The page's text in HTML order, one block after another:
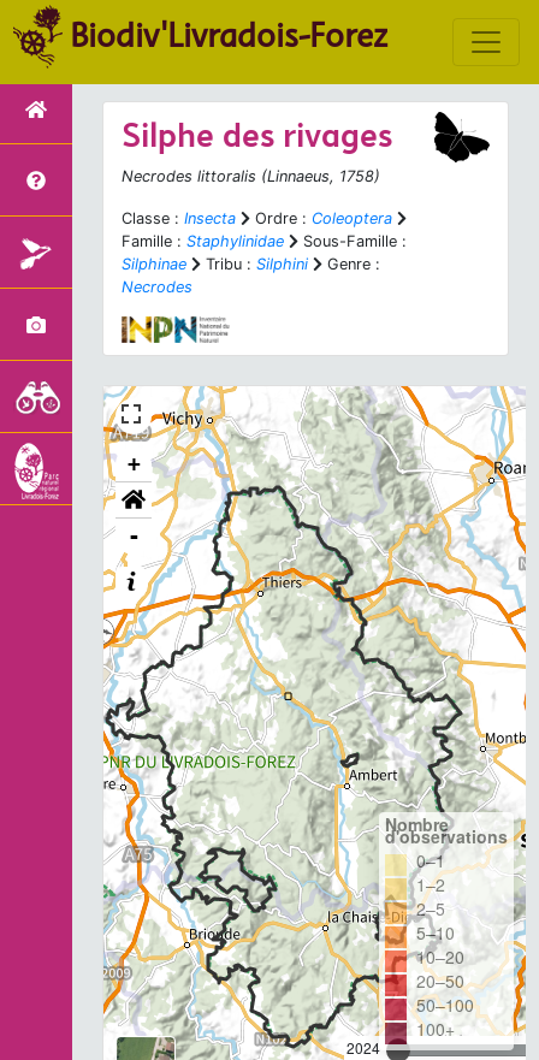
Biodiv'Livradois-Forez
Silphe des rivages
Necrodes littoralis (Linnaeus, 1758)
Classe : Insecta Ordre : Coleoptera
Famille : Staphylinidae
Sous-Famille :
Silphinae
Tribu : Silphini
Genre :
Necrodes
+
-
2024
Nombre
d'observations
0–1
1–2
2–5
5–10
10–20
20–50
50–100
100+